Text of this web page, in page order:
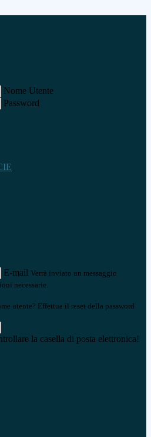
Nome Utente
Password
E-mail Verrà inviato un messaggio
necessarie.
utente? Effettua il reset della password
la casella di posta elettronica!